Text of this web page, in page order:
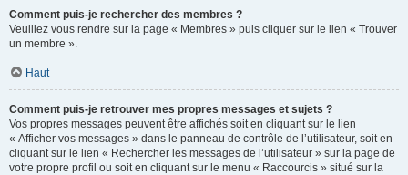
Comment puis-je rechercher des membres ?
Veuillez vous rendre sur la page « Membres » puis cliquer sur le lien « Trouver
un membre ».
Haut
Comment puis-je retrouver mes propres messages et sujets ?
Vos propres messages peuvent être affichés soit en cliquant sur le lien
« Afficher vos messages » dans le panneau de contrôle de l’utilisateur, soit en
cliquant sur le lien « Rechercher les messages de l’utilisateur » sur la page de
votre propre profil ou soit en cliquant sur le menu « Raccourcis » situé sur la